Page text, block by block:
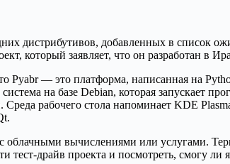
дистрибутивов, добавленных в список
который заявляет, что он разработан в
Pyabr — это платформа, написанная на
на базе Debian, которая запускает
рабочего стола напоминает KDE
облачными вычислениями или услугами.
тест-драйв проекта и посмотреть, смогу ли